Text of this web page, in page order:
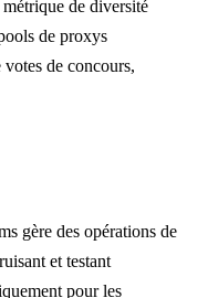
de diversité
de proxys
de concours,
gère des opérations de
et testant
pour les